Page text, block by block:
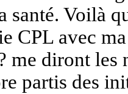
santé. Voilà
CPL avec
me diront les
partis des